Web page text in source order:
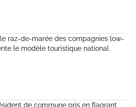
raz-de-marée des compagnies low-
le modèle touristique national
de commune pris en flagrant